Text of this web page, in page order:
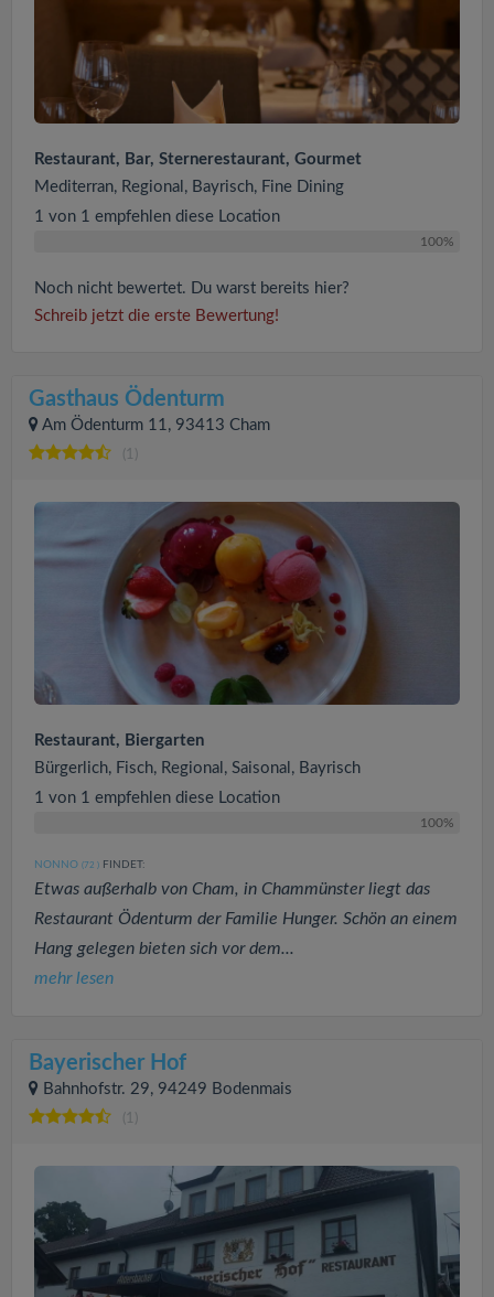
Restaurant, Bar, Sternerestaurant, Gourmet
Mediterran, Regional, Bayrisch, Fine Dining
1 von 1 empfehlen diese Location
100%
Noch nicht bewertet. Du warst bereits hier?
Schreib jetzt die erste Bewertung!
Gasthaus Ödenturm
Am Ödenturm 11, 93413 Cham
Restaurant, Biergarten
Bürgerlich, Fisch, Regional, Saisonal, Bayrisch
1 von 1 empfehlen diese Location
100%
NONNO (72 ) FINDET:
Etwas außerhalb von Cham, in Chammünster liegt das
Restaurant Ödenturm der Familie Hunger. Schön an einem
Hang gelegen bieten sich vor dem...
mehr lesen
Bayerischer Hof
Bahnhofstr. 29, 94249 Bodenmais
(1)